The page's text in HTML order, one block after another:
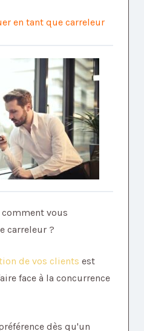
en tant que carreleur
vous
carreleur ?
de vos clients est
face à la concurrence
dès qu'un